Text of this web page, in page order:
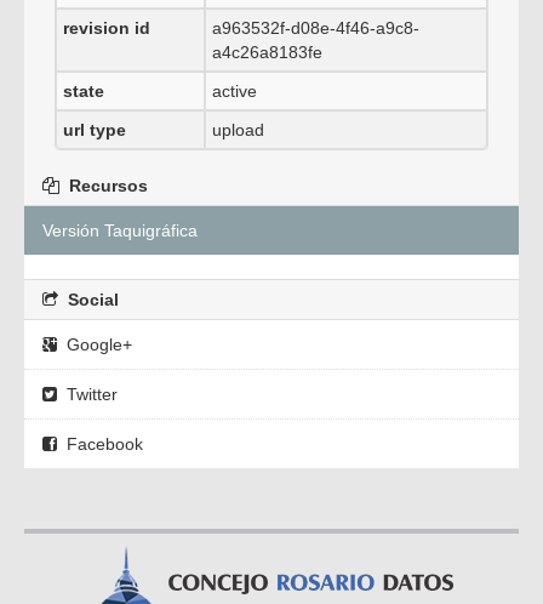
revision id
a963532f-d08e-4f46-a9c8-
a4c26a8183fe
state
active
url type
upload
Recursos
Versión Taquigráfica
Social
Google+
Twitter
Facebook